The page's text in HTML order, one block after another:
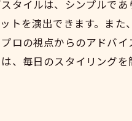
タイルは、シンプルで
トを演出できます。また
ロの視点からのアドバイ
、毎日のスタイリングを